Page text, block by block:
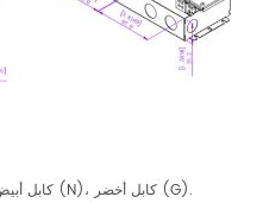
كابل أسود (L)، كابل أبيض (N)، كابل أخضر (G).